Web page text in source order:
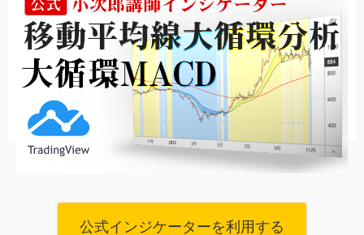
公式インジケーターを利用する